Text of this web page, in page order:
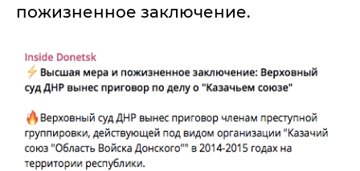
пожизненное заключение.